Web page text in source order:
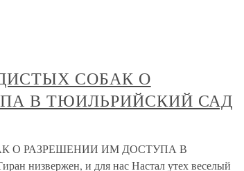
СОБАК О
В ТЮИЛЬРИЙСКИЙ САД
О РАЗРЕШЕНИИ ИМ ДОСТУПА В
низвержен, и для нас Настал утех веселый